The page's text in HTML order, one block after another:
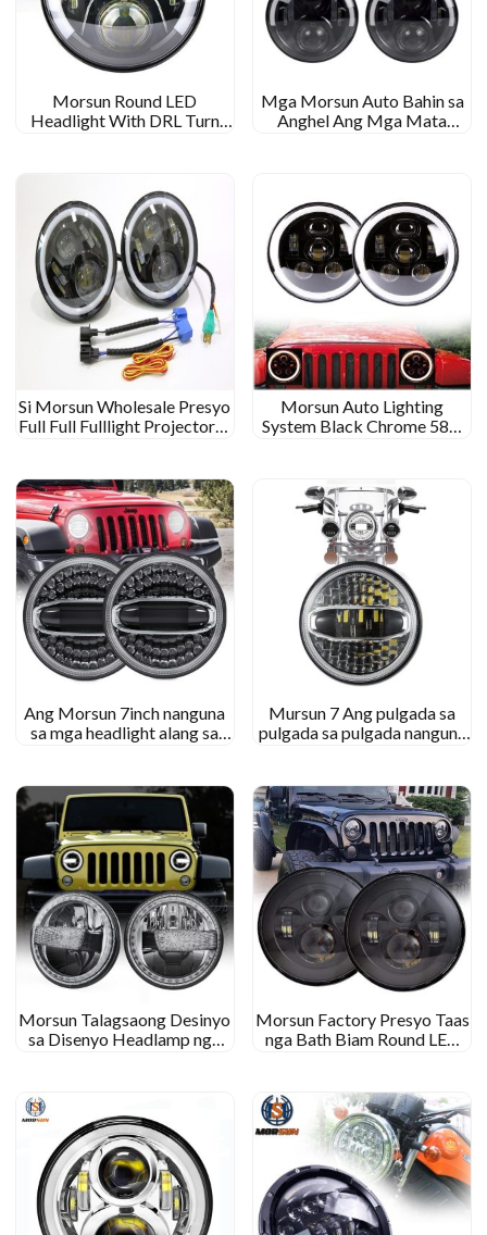
Morsun Round LED
Headlight With DRL Turn
Mga Morsun Auto Bahin sa
Anghel Ang Mga Mata
Si Morsun Wholesale Presyo
Full Full Fulllight Projectoror
Morsun Auto Lighting
System Black Chrome 58w
nga walay kutub nga JK 4
Pultahan
Ang Morsun 7inch nanguna
sa mga headlight alang sa
uban ang Halo Puti nga
Mursun 7 Ang pulgada sa
pulgada sa pulgada nanguna
Morsun Talagsaong Desinyo
sa Disenyo Headlamp nga
Morsun Factory Presyo Taas
nga Bath Biam Round LED